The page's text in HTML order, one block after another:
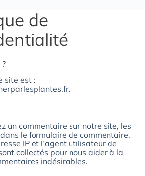
de
site est :
un commentaire sur notre site, les
le formulaire de commentaire,
IP et l’agent utilisateur de
collectés pour nous aider à la
indésirables.